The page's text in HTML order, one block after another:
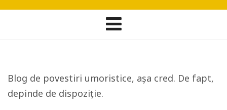
Blog de povestiri umoristice, așa cred. De fapt,
depinde de dispoziție.